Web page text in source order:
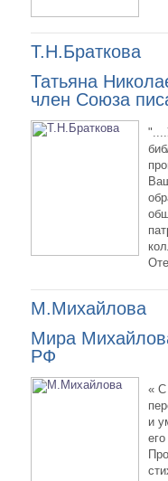
Т.Н.Браткова
Татьяна
член Союза
М.Михайлова
Мира
РФ
« С
и